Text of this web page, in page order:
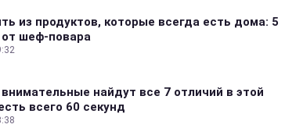
из продуктов, которые всегда есть дома: 5
шеф-повара
найдут все 7 отличий в этой
всего 60 секунд